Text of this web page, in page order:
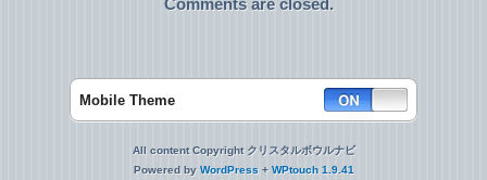
Comments are closed.
Mobile Theme
All content Copyright クリスタルボウルナビ
Powered by WordPress + WPtouch 1.9.41